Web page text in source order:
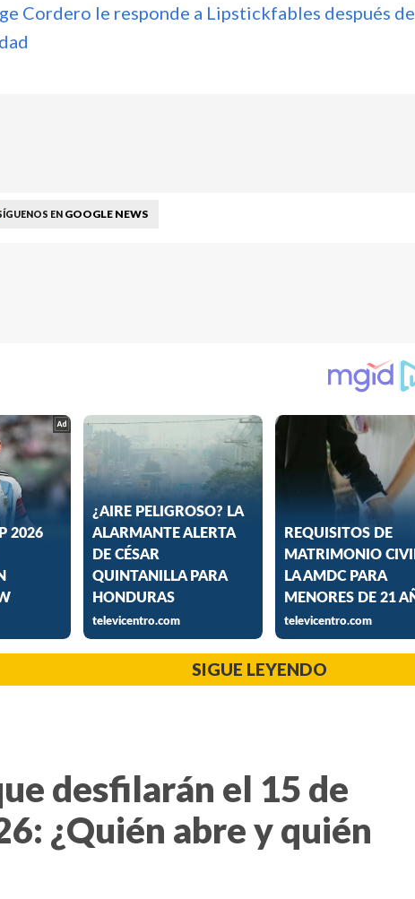
Cordero le responde a Lipstickfables después de
EN GOOGLE NEWS
SIGUE LEYENDO
desfilarán el 15 de
¿Quién abre y quién